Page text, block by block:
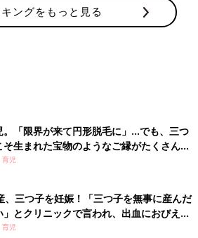
ングをもっと見る
。「限界が来て円形脱毛に」…でも、三つ
生まれた宝物のようなご縁がたくさん！
児
、三つ子を妊娠！「三つ子を無事に産んだ
とクリニックで言われ、出血におびえる
英里アナ・インタビュー】
児